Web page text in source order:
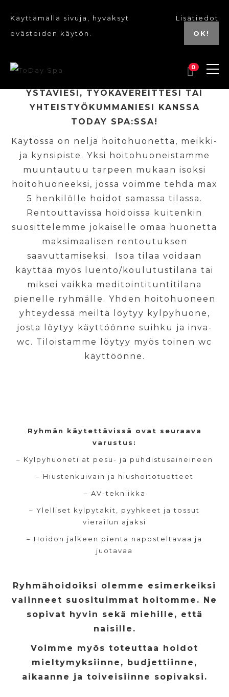
Käyttämällä sivuja, hyväksyt
evästeiden käytön.
Lisätiedot
OK!
0
VIETÄ IHANAN RENTOUTTAVA PÄIVÄ
YSTÄVIESI, TYÖKAVEREITTESI TAI
YHTEISTYÖKUMMANIESI KANSSA
TODAY SPA:SSA!
Käytössä on neljä hoitohuonetta, meikki-
ja kynsipiste. Yksi hoitohuoneistamme
muuntautuu tarpeen mukaan isoksi
hoitohuoneeksi, jossa voimme tehdä max
5 henkilölle hoidot samassa tilassa.
Rentouttavissa hoidoissa kuitenkin
suosittelemme jokaiselle omaa huonetta
maksimaalisen rentoutuksen
saavuttamiseksi. Isoa tilaa voidaan
käyttää myös luento/koulutustilana tai
miksei vaikka meditointituntitilana
pienelle ryhmälle. Yhden hoitohuoneen
yhteydessä meiltä löytyy kylpyhuone,
josta löytyy käyttöönne suihku ja inva-
wc. Tiloistamme löytyy myös toinen wc
käyttöönne.
Ryhmän käytettävissä ovat seuraava
varustus:
– Kylpyhuonetilat pesu- ja puhdistusaineineen
– Hiustenkuivain ja hiushoitotuotteet
– AV-tekniikka
– Ylelliset kylpytakit, pyyhkeet ja tossut
vierailun ajaksi
– Hoidon jälkeen pientä naposteltavaa ja
juotavaa
Ryhmähoidoiksi olemme esimerkeiksi
valinneet suosituimmat hoitomme. Ne
sopivat hyvin sekä miehille, että
naisille.
Voimme myös toteuttaa hoidot
mieltymyksiinne, budjettiinne,
aikaanne ja toiveisiinne sopivaksi.